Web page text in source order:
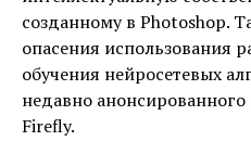
созданному в Photoshop.
опасения использования
обучения нейросетевых
недавно
Firefly.